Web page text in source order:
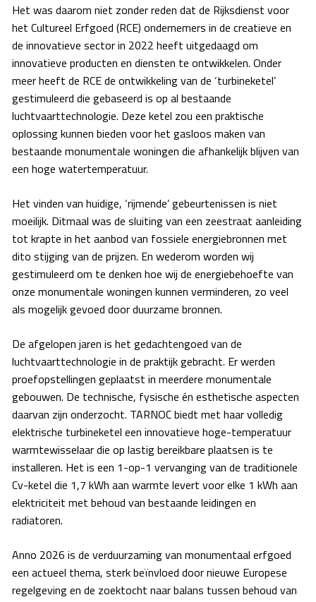
Het was daarom niet zonder reden dat de Rijksdienst voor
het Cultureel Erfgoed (RCE) ondernemers in de creatieve en
de innovatieve sector in 2022 heeft uitgedaagd om
innovatieve producten en diensten te ontwikkelen. Onder
meer heeft de RCE de ontwikkeling van de ‘turbineketel’
gestimuleerd die gebaseerd is op al bestaande
luchtvaarttechnologie. Deze ketel zou een praktische
oplossing kunnen bieden voor het gasloos maken van
bestaande monumentale woningen die afhankelijk blijven van
een hoge watertemperatuur.
Het vinden van huidige, ‘rijmende’ gebeurtenissen is niet
moeilijk. Ditmaal was de sluiting van een zeestraat aanleiding
tot krapte in het aanbod van fossiele energiebronnen met
dito stijging van de prijzen. En wederom worden wij
gestimuleerd om te denken hoe wij de energiebehoefte van
onze monumentale woningen kunnen verminderen, zo veel
als mogelijk gevoed door duurzame bronnen.
De afgelopen jaren is het gedachtengoed van de
luchtvaarttechnologie in de praktijk gebracht. Er werden
proefopstellingen geplaatst in meerdere monumentale
gebouwen. De technische, fysische én esthetische aspecten
daarvan zijn onderzocht. TARNOC biedt met haar volledig
elektrische turbineketel een innovatieve hoge-temperatuur
warmtewisselaar die op lastig bereikbare plaatsen is te
installeren. Het is een 1-op-1 vervanging van de traditionele
Cv-ketel die 1,7 kWh aan warmte levert voor elke 1 kWh aan
elektriciteit met behoud van bestaande leidingen en
radiatoren.
Anno 2026 is de verduurzaming van monumentaal erfgoed
een actueel thema, sterk beïnvloed door nieuwe Europese
regelgeving en de zoektocht naar balans tussen behoud van